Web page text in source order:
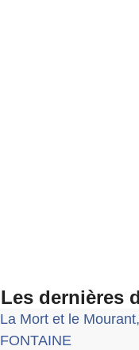
Les dernières
La Mort et le
FONTAINE